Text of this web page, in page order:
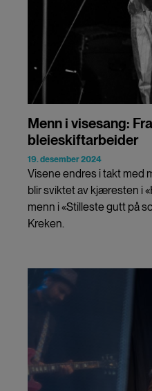
Menn i visesang:
bleieskiftarbeider
19. desember 2024
Visene endres i takt med
blir sviktet av kjæresten i
menn i «Stilleste gutt på
Kreken.